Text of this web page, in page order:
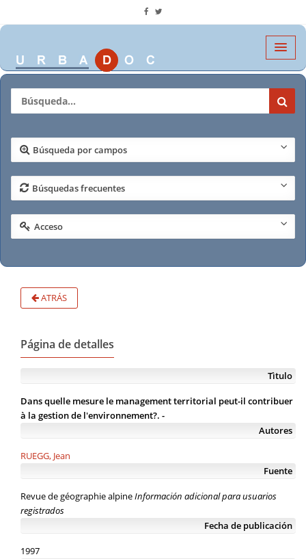
Búsqueda por campos
Búsquedas frecuentes
Acceso
ATRÁS
Página de detalles
Tìtulo
Dans quelle mesure le management territorial peut-il contribuer
à la gestion de l'environnement?. -
Autores
RUEGG, Jean
Fuente
Revue de géographie alpineInformación adicional para usuarios
registrados
Fecha de publicación
1997